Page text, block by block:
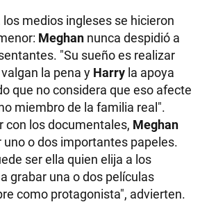
medios ingleses se hicieron
Meghan nunca despidió a
"Su sueño es realizar
la pena y Harry la apoya
que no considera que eso afecte
miembro de la familia real".
con los documentales, Meghan
o dos importantes papeles.
ser ella quien elija a los
grabar una o dos películas
como protagonista", advierten.